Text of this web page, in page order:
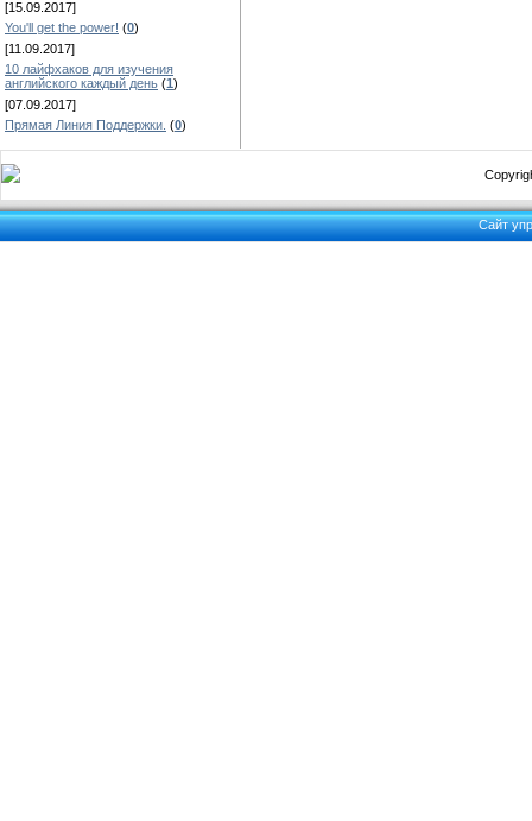
[15.09.2017]
You'll get the power! (0)
[11.09.2017]
10 лайфхаков для изучения
английского каждый день (1)
[07.09.2017]
Прямая Линия Поддержки. (0)
Сайт